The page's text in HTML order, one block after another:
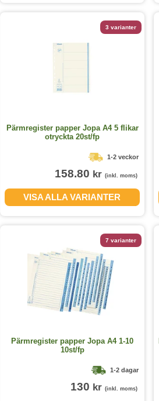
3 varianter
Pärmregister papper Jopa A4 5 flikar
otryckta 20st/fp
1-2 veckor
158.80 kr (inkl. moms)
VISA ALLA VARIANTER
7 varianter
Pärmregister papper Jopa A4 1-10
10st/fp
1-2 dagar
130 kr (inkl. moms)